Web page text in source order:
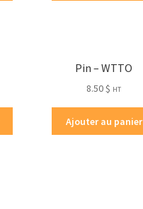
Pin – WTTO
8.50$ HT
Ajouter au panier